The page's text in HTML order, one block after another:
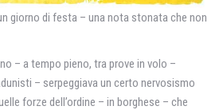
giorno di festa – una nota stonata che non
– a tempo pieno, tra prove in volo –
– serpeggiava un certo nervosismo
forze dell’ordine – in borghese – che